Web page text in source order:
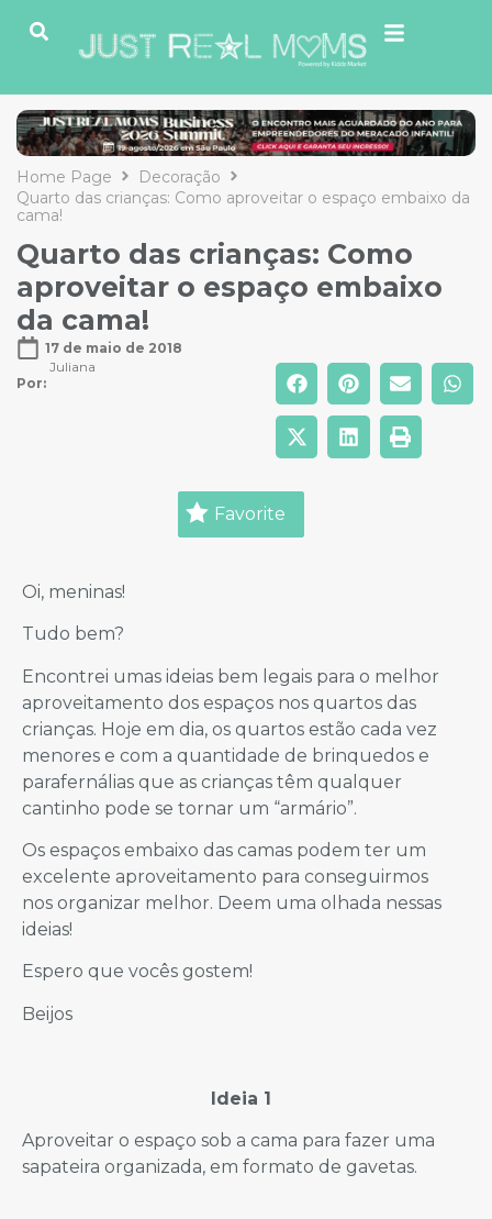
Home Page
Decoração
Quarto das crianças: Como aproveitar o espaço embaixo da
cama!
Quarto das crianças: Como
aproveitar o espaço embaixo
da cama!
17 de maio de 2018
Por:
Juliana
Favorite
Oi, meninas!
Tudo bem?
Encontrei umas ideias bem legais para o melhor
aproveitamento dos espaços nos quartos das
crianças. Hoje em dia, os quartos estão cada vez
menores e com a quantidade de brinquedos e
parafernálias que as crianças têm qualquer
cantinho pode se tornar um “armário”.
Os espaços embaixo das camas podem ter um
excelente aproveitamento para conseguirmos
nos organizar melhor. Deem uma olhada nessas
ideias!
Espero que vocês gostem!
Beijos
Ideia 1
Aproveitar o espaço sob a cama para fazer uma
sapateira organizada, em formato de gavetas.